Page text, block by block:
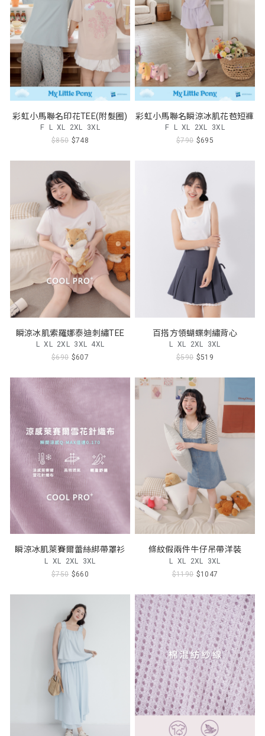
彩虹小馬聯名印花TEE(附髮圈)
F L XL 2XL 3XL
$850 $748
彩虹小馬聯名瞬涼冰肌花苞短褲
F L XL 2XL 3XL
$790 $695
瞬涼冰肌索羅娜泰迪刺繡TEE
L XL 2XL 3XL 4XL
$690 $607
百搭方領蝴蝶刺繡背心
L XL 2XL 3XL
$590 $519
瞬涼冰肌萊賽爾蕾絲綁帶罩衫
L XL 2XL 3XL
$750 $660
條紋假兩件牛仔吊帶洋裝
L XL 2XL 3XL
$1190 $1047